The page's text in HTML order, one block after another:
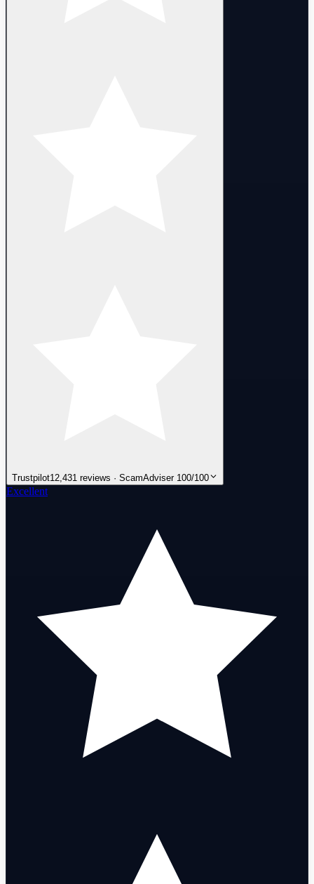
Trustpilot12,431 reviews · ScamAdviser 100/100
Excellent